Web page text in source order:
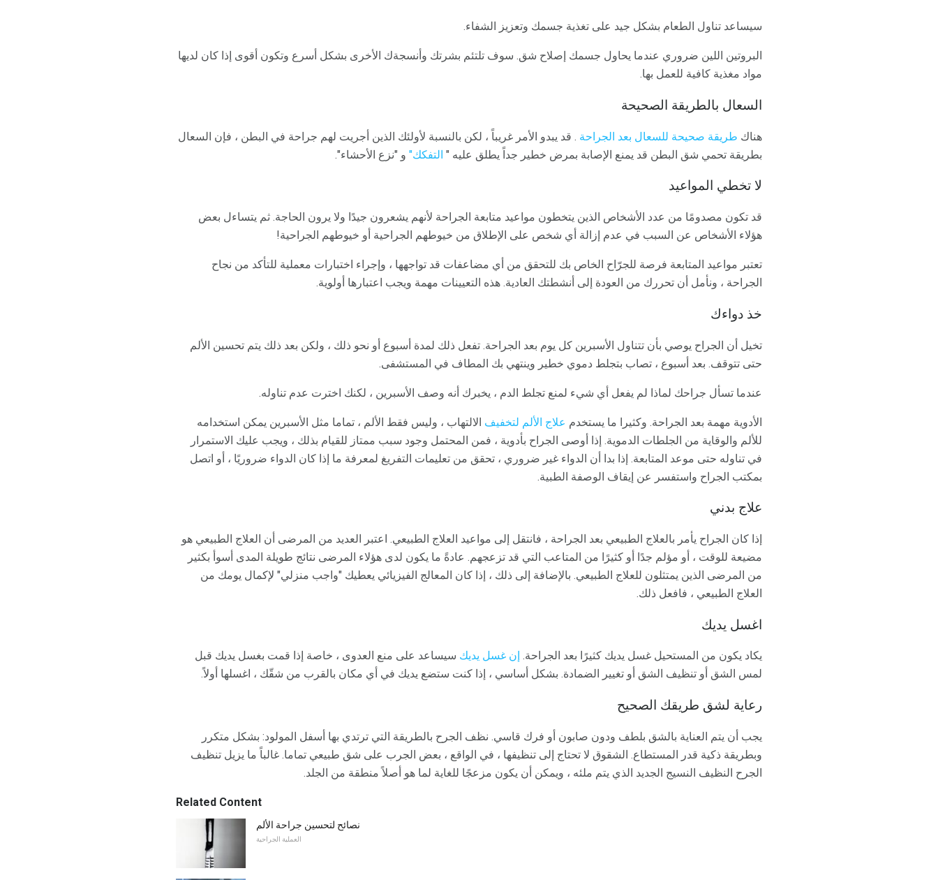
سيساعد تناول الطعام بشكل جيد على تغذية جسمك وتعزيز الشفاء.
البروتين اللين ضروري عندما يحاول جسمك إصلاح شق. سوف تلتئم بشرتك وأنسجةك الأخرى بشكل أسرع وتكون أقوى إذا كان لديها
مواد مغذية كافية للعمل بها.
السعال بالطريقة الصحيحة
هناك طريقة صحيحة للسعال بعد الجراحة . قد يبدو الأمر غريباً ، لكن بالنسبة لأولئك الذين أجريت لهم جراحة في البطن ، فإن السعال
بطريقة تحمي شق البطن قد يمنع الإصابة بمرض خطير جداً يطلق عليه " التفكك" و "نزع الأحشاء".
لا تخطي المواعيد
قد تكون مصدومًا من عدد الأشخاص الذين يتخطون مواعيد متابعة الجراحة لأنهم يشعرون جيدًا ولا يرون الحاجة. ثم يتساءل بعض
هؤلاء الأشخاص عن السبب في عدم إزالة أي شخص على الإطلاق من خيوطهم الجراحية أو خيوطهم الجراحية!
تعتبر مواعيد المتابعة فرصة للجرّاح الخاص بك للتحقق من أي مضاعفات قد تواجهها ، وإجراء اختبارات معملية للتأكد من نجاح
الجراحة ، ونأمل أن تحررك من العودة إلى أنشطتك العادية. هذه التعيينات مهمة ويجب اعتبارها أولوية.
خذ دواءك
تخيل أن الجراح يوصي بأن تتناول الأسبرين كل يوم بعد الجراحة. تفعل ذلك لمدة أسبوع أو نحو ذلك ، ولكن بعد ذلك يتم تحسين الألم
حتى تتوقف. بعد أسبوع ، تصاب بتجلط دموي خطير وينتهي بك المطاف في المستشفى.
عندما تسأل جراحك لماذا لم يفعل أي شيء لمنع تجلط الدم ، يخبرك أنه وصف الأسبرين ، لكنك اخترت عدم تناوله.
الأدوية مهمة بعد الجراحة. وكثيرا ما يستخدم علاج الألم لتخفيف الالتهاب ، وليس فقط الألم ، تماما مثل الأسبرين يمكن استخدامه
للألم والوقاية من الجلطات الدموية. إذا أوصى الجراح بأدوية ، فمن المحتمل وجود سبب ممتاز للقيام بذلك ، ويجب عليك الاستمرار
في تناوله حتى موعد المتابعة. إذا بدا أن الدواء غير ضروري ، تحقق من تعليمات التفريغ لمعرفة ما إذا كان الدواء ضروريًا ، أو اتصل
بمكتب الجراح واستفسر عن إيقاف الوصفة الطبية.
علاج بدني
إذا كان الجراح يأمر بالعلاج الطبيعي بعد الجراحة ، فانتقل إلى مواعيد العلاج الطبيعي. اعتبر العديد من المرضى أن العلاج الطبيعي هو
مضيعة للوقت ، أو مؤلم جدًا أو كثيرًا من المتاعب التي قد تزعجهم. عادةً ما يكون لدى هؤلاء المرضى نتائج طويلة المدى أسوأ بكثير
من المرضى الذين يمتثلون للعلاج الطبيعي. بالإضافة إلى ذلك ، إذا كان المعالج الفيزيائي يعطيك "واجب منزلي" لإكمال يومك من
العلاج الطبيعي ، فافعل ذلك.
اغسل يديك
يكاد يكون من المستحيل غسل يديك كثيرًا بعد الجراحة. إن غسل يديك سيساعد على منع العدوى ، خاصة إذا قمت بغسل يديك قبل
لمس الشق أو تنظيف الشق أو تغيير الضمادة. بشكل أساسي ، إذا كنت ستضع يديك في أي مكان بالقرب من شقّك ، اغسلها أولاً.
رعاية لشق طريقك الصحيح
يجب أن يتم العناية بالشق بلطف ودون صابون أو فرك قاسي. نظف الجرح بالطريقة التي ترتدي بها أسفل المولود: بشكل متكرر
وبطريقة ذكية قدر المستطاع. الشقوق لا تحتاج إلى تنظيفها ، في الواقع ، بعض الجرب على شق طبيعي تماما. غالباً ما يزيل تنظيف
الجرح النظيف النسيج الجديد الذي يتم ملئه ، ويمكن أن يكون مزعجًا للغاية لما هو أصلاً منطقة من الجلد.
Related Content
نصائح لتحسين جراحة الألم
العملية الجراحية